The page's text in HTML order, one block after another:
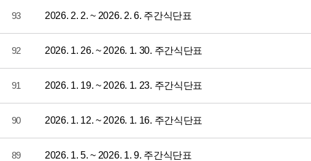
93 2026. 2. 2. ~ 2026. 2. 6. 주간식단표
92 2026. 1. 26. ~ 2026. 1. 30. 주간식단표
91 2026. 1. 19. ~ 2026. 1. 23. 주간식단표
90 2026. 1. 12. ~ 2026. 1. 16. 주간식단표
89 2026. 1. 5. ~ 2026. 1. 9. 주간식단표